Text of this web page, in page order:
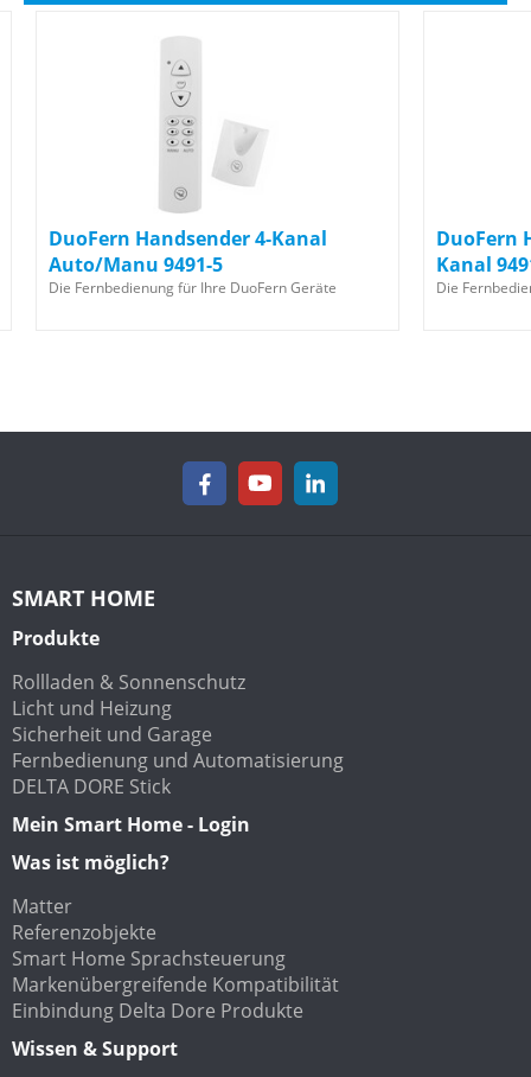
DuoFern Handsender 4-Kanal
Auto/Manu 9491-5
Die Fernbedienung für Ihre DuoFern Geräte
DuoFern
Kanal
Die
SMART HOME
Produkte
Rollladen & Sonnenschutz
Licht und Heizung
Sicherheit und Garage
Fernbedienung und Automatisierung
DELTA DORE Stick
Mein Smart Home - Login
Was ist möglich?
Matter
Referenzobjekte
Smart Home Sprachsteuerung
Markenübergreifende Kompatibilität
Einbindung Delta Dore Produkte
Wissen & Support